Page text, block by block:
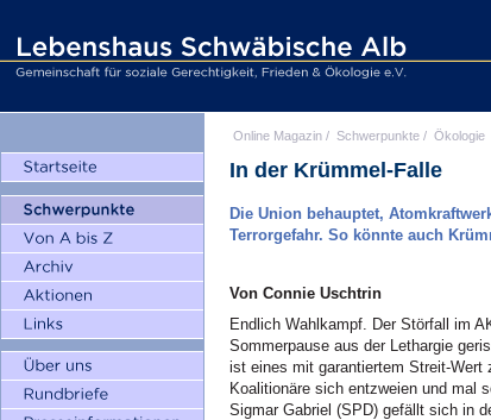
Online Magazin / Schwerpunkte / Ökologie
In der Krümmel-Falle
Die Union behauptet,
Terrorgefahr. So könnte auch
Von Connie Uschtrin
Endlich Wahlkampf. Der Störfall im
Sommerpause aus der Lethargie
ist eines mit garantiertem Streit-Wert
Koalitionäre sich entzweien und mal
Sigmar Gabriel (SPD) gefällt sich in